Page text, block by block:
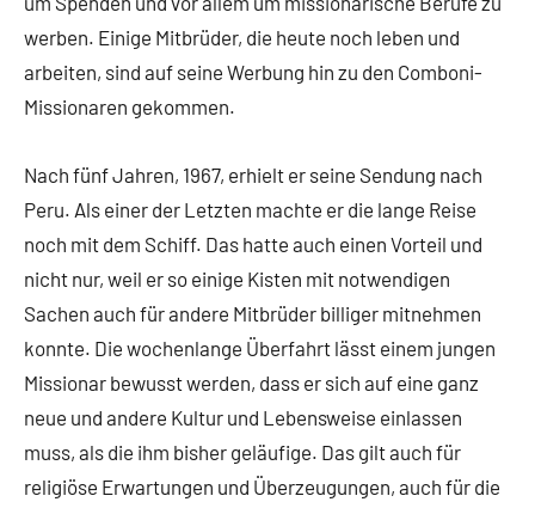
werben. Einige Mitbrüder, die heute noch leben und
arbeiten, sind auf seine Werbung hin zu den Comboni-
Missionaren gekommen.
Nach fünf Jahren, 1967, erhielt er seine Sendung nach
Peru. Als einer der Letzten machte er die lange Reise
noch mit dem Schiff. Das hatte auch einen Vorteil und
nicht nur, weil er so einige Kisten mit notwendigen
Sachen auch für andere Mitbrüder billiger mitnehmen
konnte. Die wochenlange Überfahrt lässt einem jungen
Missionar bewusst werden, dass er sich auf eine ganz
neue und andere Kultur und Lebensweise einlassen
muss, als die ihm bisher geläufige. Das gilt auch für
religiöse Erwartungen und Überzeugungen, auch für die